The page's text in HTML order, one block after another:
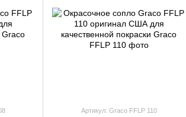
Артикул: Graco FFLP 110